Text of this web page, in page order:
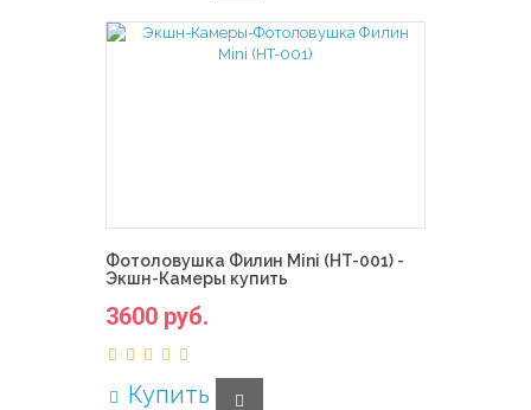
Фотоловушка Филин Mini (HT-001) -
Экшн-Камеры купить
3600 руб.
Купить